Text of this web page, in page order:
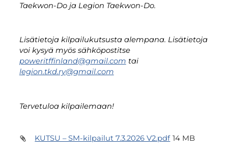
Taekwon-Do ja Legion Taekwon-Do.
Lisätietoja kilpailukutsusta alempana. Lisätietoja
voi kysyä myös sähköpostitse
poweritffinland@gmail.com tai
legion.tkd.ry@gmail.com
Tervetuloa kilpailemaan!
KUTSU – SM-kilpailut 7.3.2026 V2.pdf 14 MB